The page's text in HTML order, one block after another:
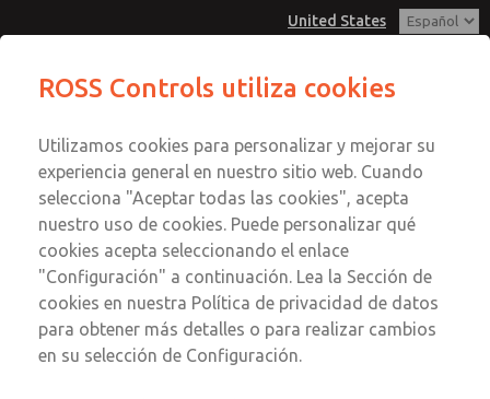
United States
Cuenta
Ver Carrito de Compra
Registrarse
Inscribirse
ROSS Controls utiliza cookies
Utilizamos cookies para personalizar y mejorar su
experiencia general en nuestro sitio web. Cuando
selecciona "Aceptar todas las cookies", acepta
nuestro uso de cookies. Puede personalizar qué
cookies acepta seleccionando el enlace
"Configuración" a continuación. Lea la Sección de
cookies en nuestra Política de privacidad de datos
para obtener más detalles o para realizar cambios
en su selección de Configuración.